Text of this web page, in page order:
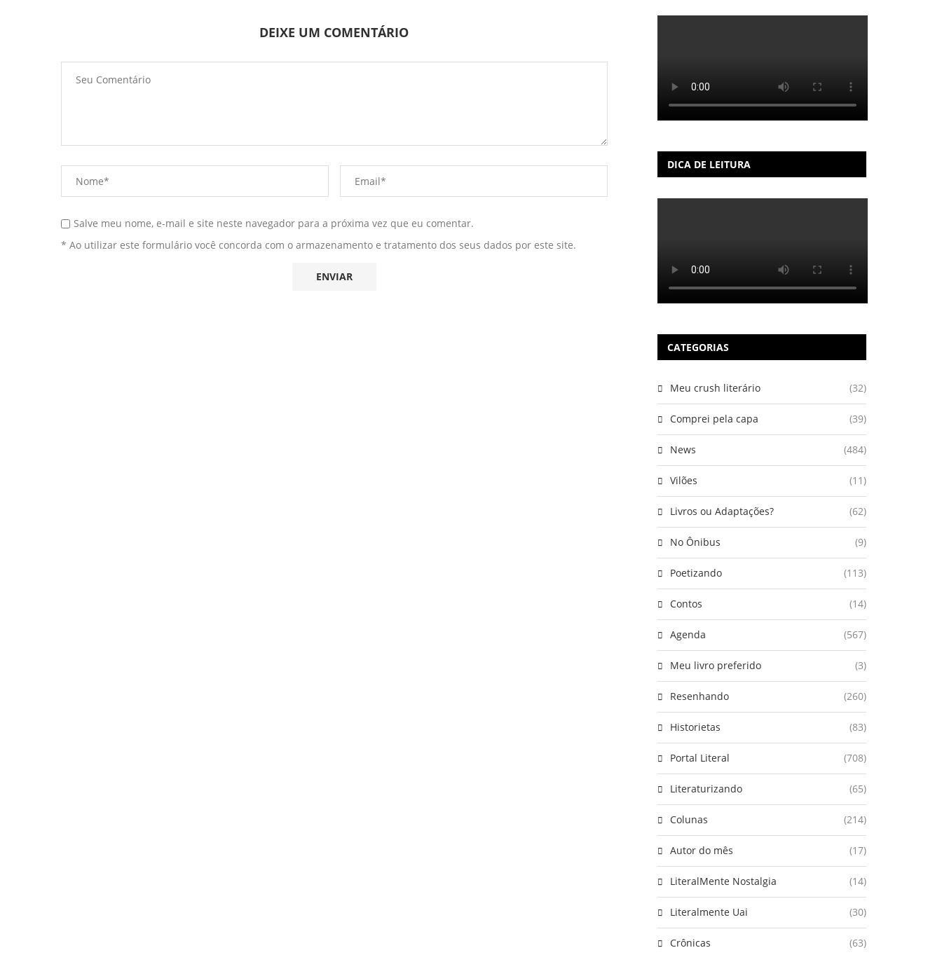
DEIXE UM COMENTÁRIO
Salve meu nome, e-mail e site neste navegador para a próxima vez que eu comentar.
* Ao utilizar este formulário você concorda com o armazenamento e tratamento dos seus dados por este site.
DICA DE LEITURA
CATEGORIAS
Meu crush literário (32)
Comprei pela capa (39)
News (484)
Vilões (11)
Livros ou Adaptações? (62)
No Ônibus (9)
Poetizando (113)
Contos (14)
Agenda (567)
Meu livro preferido (3)
Resenhando (260)
Historietas (83)
Portal Literal (708)
Literaturizando (65)
Colunas (214)
Autor do mês (17)
LiteralMente Nostalgia (14)
Literalmente Uai (30)
Crônicas (63)